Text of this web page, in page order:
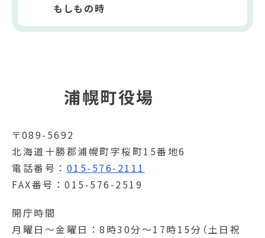
もしもの時
浦幌町役場
〒089-5692
北海道十勝郡浦幌町字桜町15番地6
電話番号
015-576-2111
FAX番号
015-576-2519
開庁時間
月曜日～金曜日
8時30分～17時15分（土日祝